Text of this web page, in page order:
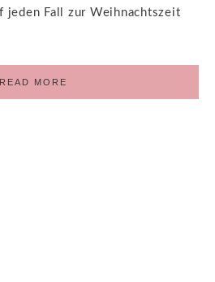
jeden Fall zur Weihnachtszeit
READ MORE